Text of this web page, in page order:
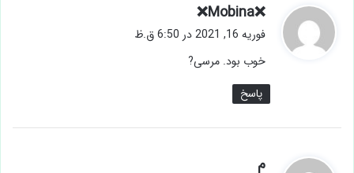
❌Mobina❌
ف
:
فوریه 16, 2021 در 6:50 ق.ظ
خوب بود. مرسی?
پاسخ
م